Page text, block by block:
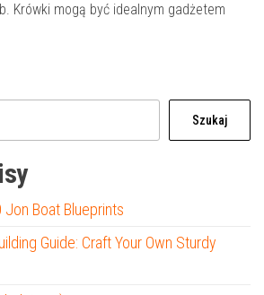
Krówki mogą być idealnym gadżetem
Szukaj
Boat Blueprints
Guide: Craft Your Own Sturdy